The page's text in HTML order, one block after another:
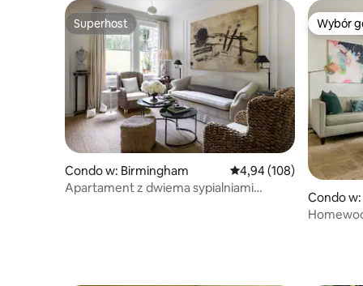
Superhost
Superhost
Condo w: Birmingham Średnia ocena: 4,94 na
4,94 (108)
Apartament z dwiema sypialniami
Wybór
Wybór
Condo
przejdź